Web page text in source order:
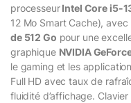
processeurIntel Core i5-
12 Mo Smart Cache), avec
de 512 Go pour une
graphique NVIDIA
le gaming et les
Full HD avec taux de
fluidité d’affichage.